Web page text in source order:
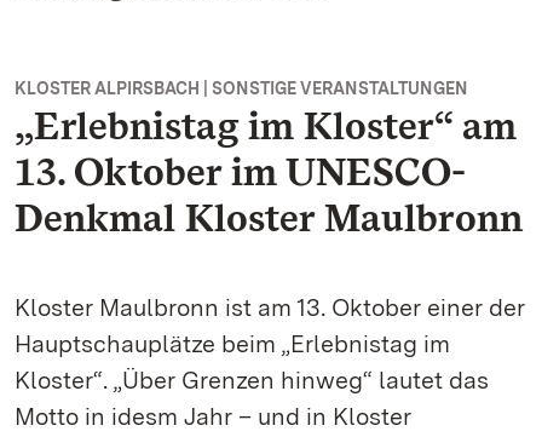
KLOSTER ALPIRSBACH | SONSTIGE VERANSTALTUNGEN
„Erlebnistag im Kloster“ am
13. Oktober im UNESCO-
Denkmal Kloster Maulbronn
Kloster Maulbronn ist am 13. Oktober einer der
Hauptschauplätze beim „Erlebnistag im
Kloster“. „Über Grenzen hinweg“ lautet das
Motto in idesm Jahr – und in Kloster